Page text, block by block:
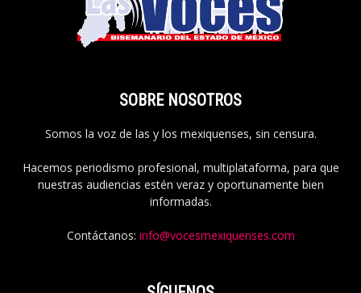
SOBRE NOSOTROS
Somos la voz de las y los mexiquenses, sin censura.
Hacemos periodismo profesional, multiplataforma, para que
nuestras audiencias estén veraz y oportunamente bien
informadas.
Contáctanos: info@vocesmexiquenses.com